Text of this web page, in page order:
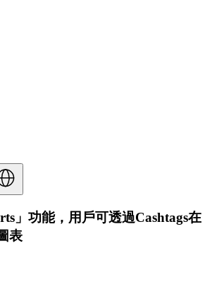
」功能，用戶可透過Cashtags在
表